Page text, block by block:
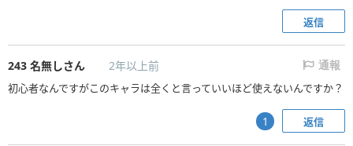
返信
243 名無しさん 2年以上前 通報
初心者なんですがこのキャラは全くと言っていいほど使えないんですか？
返信
1